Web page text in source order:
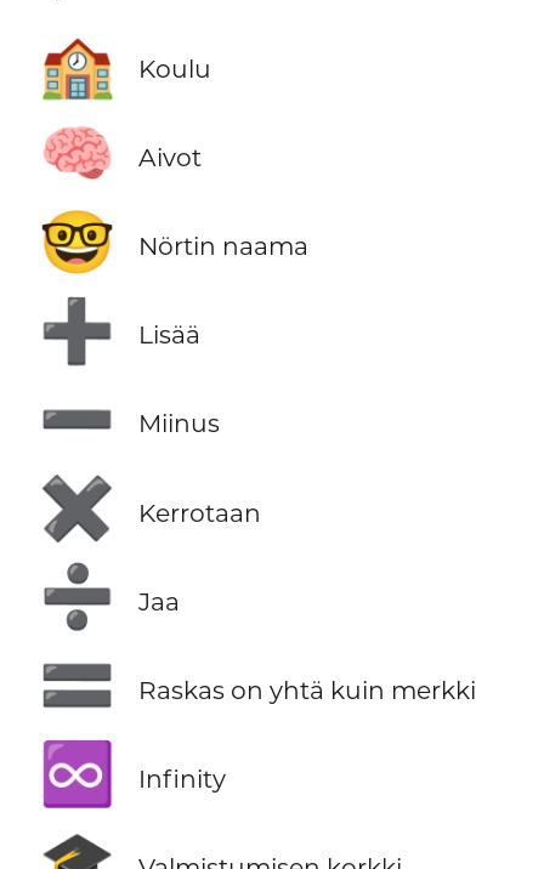
🏫 Koulu
🧠 Aivot
🤓 Nörtin naama
➕ Lisää
➖ Miinus
✖️ Kerrotaan
➗ Jaa
🟰 Raskas on yhtä kuin merkki
♾️ Infinity